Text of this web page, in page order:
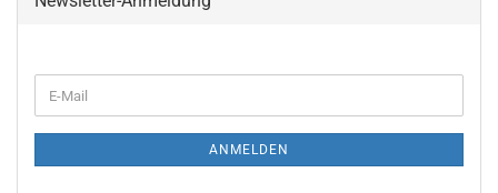
ZUR
E-
Mail
ANMELDEN